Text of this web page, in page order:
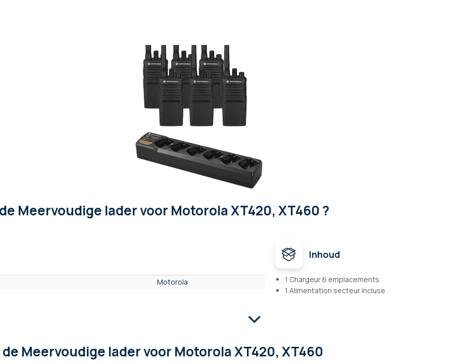
Meervoudige lader voor Motorola XT420, XT460 ?
Motorola
Inhoud
1 Chargeur 6 emplacements
1 Alimentation secteur incluse
Meervoudige lader voor Motorola XT420, XT460